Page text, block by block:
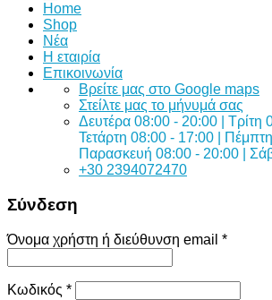
Home
Shop
Νέα
Η εταιρία
Επικοινωνία
Bρείτε μας στο Google maps
Στείλτε μας το μήνυμά σας
Δευτέρα 08:00 - 20:00 | Τρίτη
Τετάρτη 08:00 - 17:00 |
Παρασκευή 08:00 - 20:00 |
+30 2394072470
Σύνδεση
Όνομα χρήστη ή διεύθυνση email *
Κωδικός *